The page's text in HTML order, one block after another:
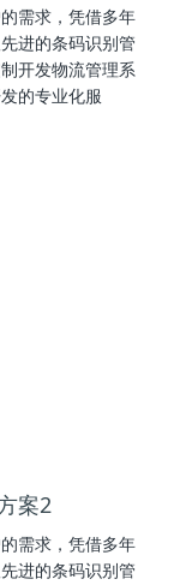
需求，凭借多年
进的条码识别管
开发物流管理系
的专业化服
案2
需求，凭借多年
进的条码识别管